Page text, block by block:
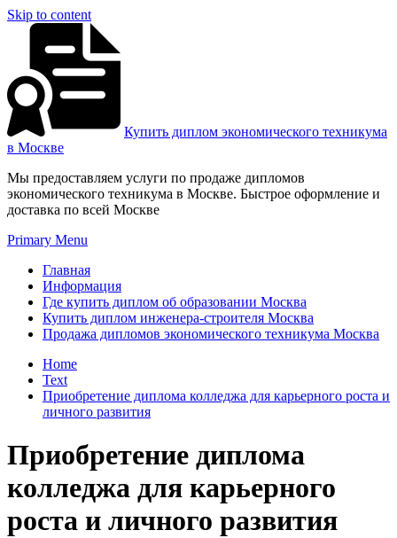
Skip to content
Купить диплом экономического техникума
в Москве
Мы предоставляем услуги по продаже дипломов
экономического техникума в Москве. Быстрое оформление и
доставка по всей Москве
Primary Menu
Главная
Информация
Где купить диплом об образовании Москва
Купить диплом инженера-строителя Москва
Продажа дипломов экономического техникума Москва
Home
Text
Приобретение диплома колледжа для карьерного роста и
личного развития
Приобретение диплома
колледжа для карьерного
роста и личного развития